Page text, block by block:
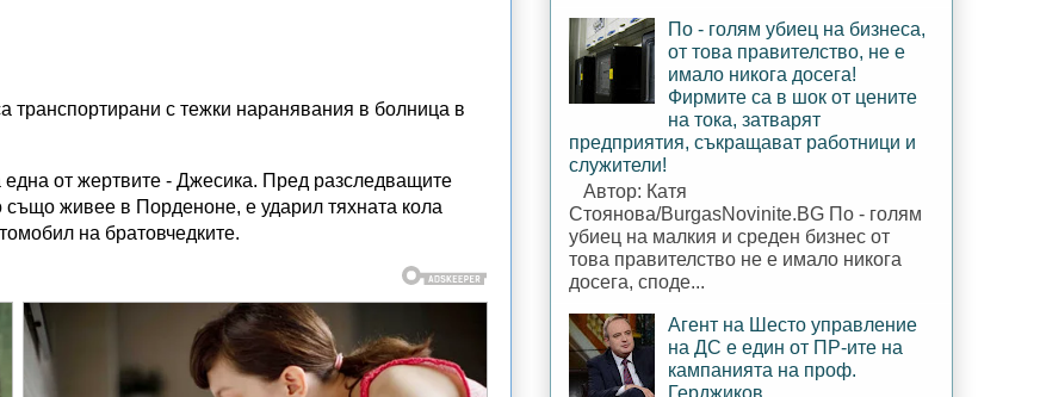
транспортирани с тежки наранявания в болница в
от жертвите - Джесика. Пред разследващите
също живее в Порденоне, е ударил тяхната кола
на братовчедките.
По - голям убиец на бизнеса,
от това правителство, не е
имало никога досега!
Фирмите са в шок от цените
на тока, затварят
предприятия, съкращават работници и
служители!
Автор: Катя
Стоянова/BurgasNovinite.BG По - голям
убиец на малкия и среден бизнес от
това правителство не е имало никога
досега, споде...
Агент на Шесто управление
на ДС е един от ПР-ите на
кампанията на проф.
Герджиков